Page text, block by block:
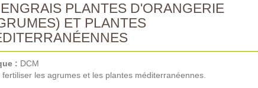
ENGRAIS PLANTES D'ORANGERIE
ET PLANTES
: DCM
fertiliser les agrumes et les plantes méditerranéennes.